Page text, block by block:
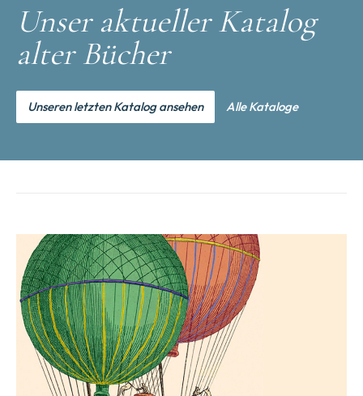
Unser aktueller Katalog
alter Bücher
Unseren letzten Katalog ansehen Alle Kataloge